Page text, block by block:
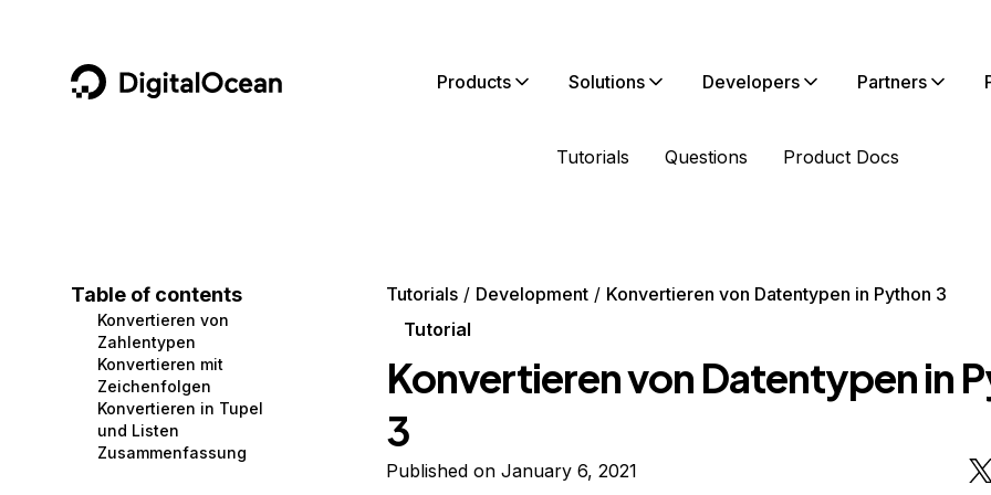
DigitalOcean Products
Containers and Images
Managed Databases
Management and Dev Tools
Networking
Security
Solutions
Data and IoT
Developer Tools
Gaming and Media
Hosting
Security and Networking
Developers
Developer Tools
Get Involved
Utilities and Help
Partners
Tutorials Questions Product Docs
Table of contents
Konvertieren von
Zahlentypen
Konvertieren mit
Zeichenfolgen
Konvertieren in Tupel
und Listen
Zusammenfassung
Tutorials Development
Konvertieren von Datentypen in Python 3
Tutorial
Konvertieren von Datentypen in
3
Published on January 6, 2021